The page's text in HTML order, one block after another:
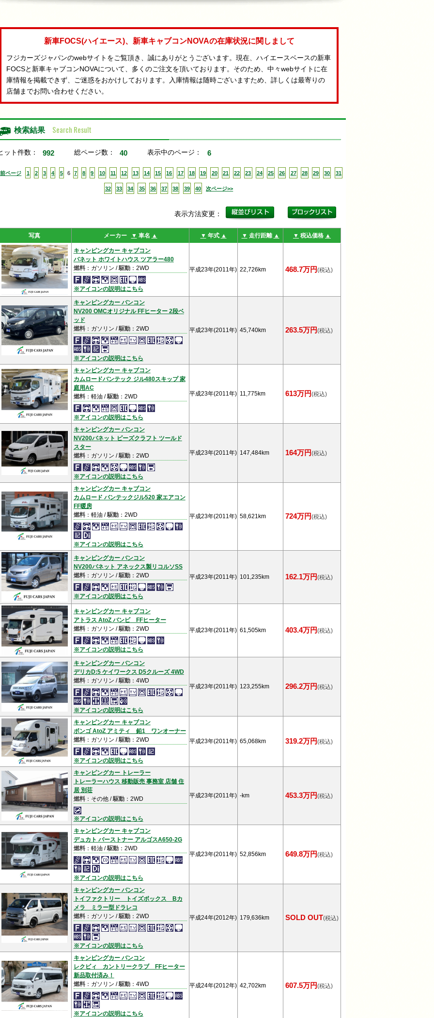
新車FOCS(ハイエース)、新車キャブコンNOVAの在庫状況に関しまして
フジカーズジャパンのwebサイトをご覧頂き、誠にありがとうございます。現在、ハイエースベースの新車
FOCSと新車キャブコンNOVAについて、多くのご注文を頂いております。そのため、中々webサイトに在
庫情報を掲載できず、ご迷惑をおかけしております。入庫情報は随時ございますため、詳しくは最寄りの
店舗までお問い合わせください。
検索結果 Search Result
ット件数： 992 総ページ数： 40 表示中のページ： 6
ページ 1 2 3 4 5 6 7 8 9 10 11 12 13 14 15 16 17 18 19 20 21 22 23 24 25 26 27 28 29 30 31
32 33 34 35 36 37 38 39 40 次ページ>>
表示方法変更：
写真 メーカー ▼ 車名 ▲ ▼ 年式 ▲ ▼ 走行距離 ▲ ▼ 税込価格 ▲
キャンピングカー キャブコン
バネット ホワイトハウス ツアラー480
燃料：ガソリン /駆動：2WD
※アイコンの説明はこちら
平成23年(2011年) 22,726km 468.7万円(税込)
キャンピングカー バンコン
NV200 OMCオリジナル FFヒーター 2段ベ
ッド
燃料：ガソリン /駆動：2WD
※アイコンの説明はこちら
平成23年(2011年) 45,740km 263.5万円(税込)
キャンピングカー キャブコン
カムロードバンテック ジル480スキップ 家
庭用AC
燃料：軽油 /駆動：2WD
※アイコンの説明はこちら
平成23年(2011年) 11,775km 613万円(税込)
キャンピングカー バンコン
NV200バネット ピーズクラフト ツールド
スター
燃料：ガソリン /駆動：2WD
※アイコンの説明はこちら
平成23年(2011年) 147,484km 164万円(税込)
キャンピングカー キャブコン
カムロード バンテックジル520 家エアコン
FF暖房
燃料：軽油 /駆動：2WD
※アイコンの説明はこちら
平成23年(2011年) 58,621km 724万円(税込)
キャンピングカー バンコン
NV200バネット アネックス製リコルソSS
燃料：ガソリン /駆動：2WD
※アイコンの説明はこちら
平成23年(2011年) 101,235km 162.1万円(税込)
キャンピングカー キャブコン
アトラス AtoZ バンビ FFヒーター
燃料：ガソリン /駆動：2WD
※アイコンの説明はこちら
平成23年(2011年) 61,505km 403.4万円(税込)
キャンピングカー バンコン
デリカD:5 ケイワークス D5クルーズ 4WD
燃料：ガソリン /駆動：4WD
※アイコンの説明はこちら
平成23年(2011年) 123,255km 296.2万円(税込)
キャンピングカー キャブコン
ボンゴ AtoZ アミティ 鉛1 ワンオーナー
燃料：ガソリン /駆動：2WD
※アイコンの説明はこちら
平成23年(2011年) 65,068km 319.2万円(税込)
キャンピングカー トレーラー
トレーラーハウス 移動販売 事務室 店舗 住
居 別荘
燃料：その他 /駆動：2WD
※アイコンの説明はこちら
平成23年(2011年) -km 453.3万円(税込)
キャンピングカー キャブコン
デュカト バーストナー アルゴスA650-2G
燃料：軽油 /駆動：2WD
※アイコンの説明はこちら
平成23年(2011年) 52,856km 649.8万円(税込)
キャンピングカー バンコン
トイファクトリー トイズボックス Bカ
メラ ミラー型ドラレコ
燃料：ガソリン /駆動：2WD
※アイコンの説明はこちら
平成24年(2012年) 179,636km SOLD OUT(税込)
キャンピングカー バンコン
レクビィ カントリークラブ FFヒーター
新品取付済み！
燃料：ガソリン /駆動：4WD
※アイコンの説明はこちら
平成24年(2012年) 42,702km 607.5万円(税込)